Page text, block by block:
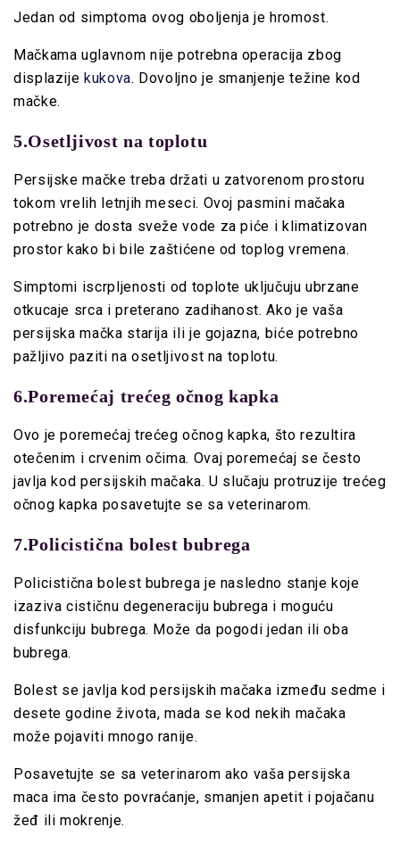
Jedan od simptoma ovog oboljenja je hromost.
Mačkama uglavnom nije potrebna operacija zbog
displazijekukova. Dovoljno je smanjenje težine kod
mačke.
5.Osetljivost na toplotu
Persijske mačke treba držati u zatvorenom prostoru
tokom vrelih letnjih meseci. Ovoj pasmini mačaka
potrebno je dosta sveže vode za piće i klimatizovan
prostor kako bi bile zaštićene od toplog vremena.
Simptomi iscrpljenosti od toplote uključuju ubrzane
otkucaje srca i preterano zadihanost. Ako je vaša
persijska mačka starija ili je gojazna, biće potrebno
pažljivo paziti na osetljivost na toplotu.
6.Poremećaj trećeg očnog kapka
Ovo je poremećaj trećeg očnog kapka, što rezultira
otečenim i crvenim očima. Ovaj poremećaj se često
javlja kod persijskih mačaka. U slučaju protruzije trećeg
očnog kapka posavetujte se sa veterinarom.
7.Policistična bolest bubrega
Policistična bolest bubrega je nasledno stanje koje
izaziva cističnu degeneraciju bubrega i moguću
disfunkciju bubrega. Može da pogodi jedan ili oba
bubrega.
Bolest se javlja kod persijskih mačaka između sedme i
desete godine života, mada se kod nekih mačaka
može pojaviti mnogo ranije.
Posavetujte se sa veterinarom ako vaša persijska
maca ima često povraćanje, smanjen apetit i pojačanu
žeđ ili mokrenje.